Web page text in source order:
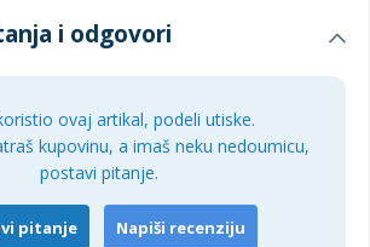
i odgovori
ovaj artikal, podeli utiske.
kupovinu, a imaš neku nedoumicu,
postavi pitanje.
pitanje Napiši recenziju